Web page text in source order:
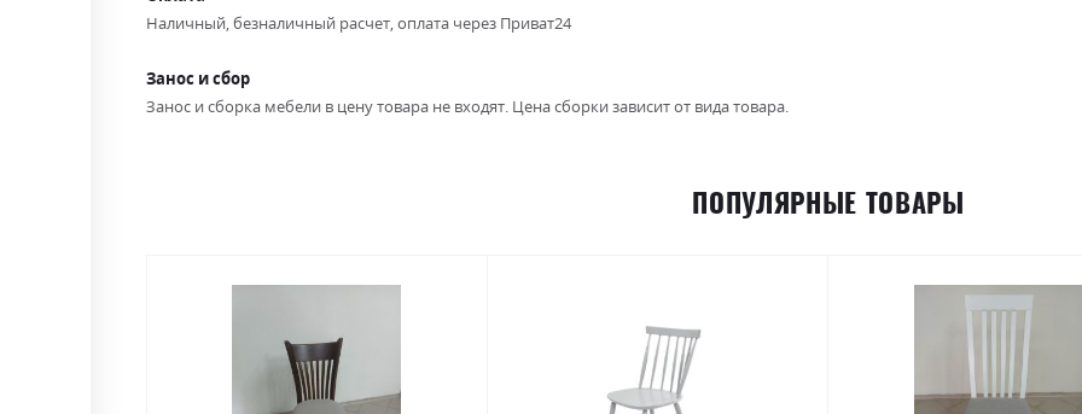
Наличный, безналичный расчет, оплата через Приват24
Занос и сбор
Занос и сборка мебели в цену товара не входят. Цена сборки зависит от вида товара.
ПОПУЛЯРНЫЕ ТОВАРЫ